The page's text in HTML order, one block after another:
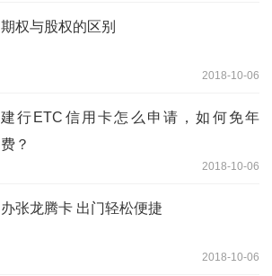
期权与股权的区别
2018-10-06
建行ETC信用卡怎么申请，如何免年
费？
2018-10-06
办张龙腾卡 出门轻松便捷
2018-10-06